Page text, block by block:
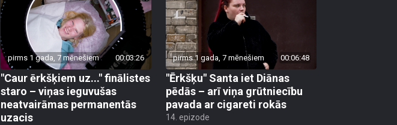
pirms 1 gada, 7 mēnešiem 00:03:26
"Caur ērkšķiem uz..." finālistes
staro – viņas ieguvušas
neatvairāmas permanentās
uzacis
pirms 1 gada, 7 mēnešiem 00:06:48
"Ērkšķu" Santa iet Diānas
pēdās – arī viņa grūtniecību
pavada ar cigareti rokās
14. epizode